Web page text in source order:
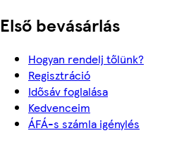
Első bevásárlás
Hogyan rendelj tőlünk?
Regisztráció
Idősáv foglalása
Kedvenceim
ÁFÁ-s számla igénylés